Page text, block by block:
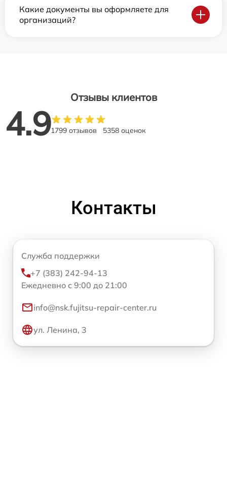
Какие документы вы оформляете для
организаций?
Отзывы клиентов
4.91799 отзывов 5358 оценок
Контакты
Служба поддержки
+7 (383) 242-94-13
Ежедневно с 9:00 до 21:00
info@nsk.fujitsu-repair-center.ru
ул. Ленина, 3